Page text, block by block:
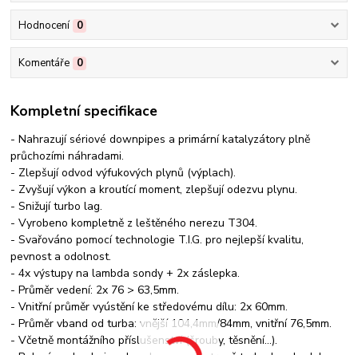
Hodnocení 0
Komentáře 0
Kompletní specifikace
- Nahrazují sériové downpipes a primární katalyzátory plně
průchozími náhradami.
- Zlepšují odvod výfukových plynů (výplach).
- Zvyšují výkon a kroutící moment, zlepšují odezvu plynu.
- Snižují turbo lag.
- Vyrobeno kompletně z leštěného nerezu T304.
- Svařováno pomocí technologie T.I.G. pro nejlepší kvalitu,
pevnost a odolnost.
- 4x výstupy na lambda sondy + 2x záslepka.
- Průměr vedení: 2x 76 > 63,5mm.
- Vnitřní průměr vyústění ke středovému dílu: 2x 60mm.
- Průměr vband od turba: vnější 104,4mm/84mm, vnitřní 76,5mm.
- Včetně montážního příslušenství (šrouby, těsnění...).